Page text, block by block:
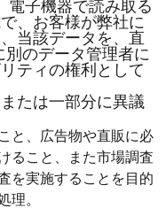
電子機器で読み取る
、お客様が弊社に
当該データを、直
のデータ管理者に
ティの権利として
たは一部分に異議
と、広告物や直販に必
ること、また市場調査
を実施することを目的
理。